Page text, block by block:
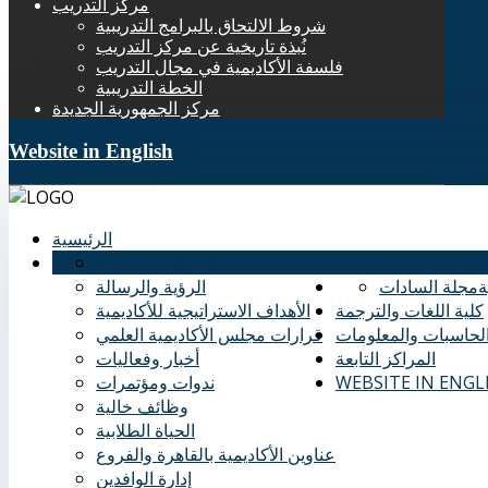
مركز التدريب
شروط الالتحاق بالبرامج التدريبية
نُبذة تاريخية عن مركز التدريب
فلسفة الأكاديمية في مجال التدريب
الخطة التدريبية
مركز الجمهورية الجديدة
Website in English
الرئيسية
الرؤية والرسالة
الأهداف الاستراتيجية للأكاديمية
قرارات مجلس الأكاديمية العلمي
أخبار وفعاليات
ندوات ومؤتمرات
وظائف خالية
الحياة الطلابية
عناوين الأكاديمية بالقاهرة والفروع
إدارة الوافدين
مجلة السادات
كلية اللغات والترجمة
والمعلومات
المراكز التابعة
WEBSITE IN